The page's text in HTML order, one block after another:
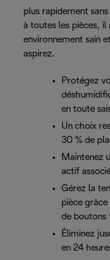
plus rapidement
à toutes les pièces,
environnement sain
aspirez.
Protégez
en toute
Un choix
30 % de
Maintenez
actif
Gérez la
pièce
de boutons
Éliminez
en 24